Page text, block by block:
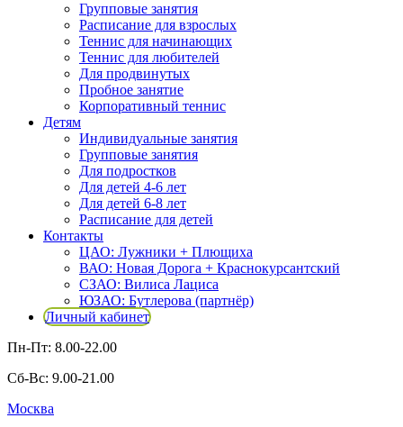
Групповые занятия
Расписание для взрослых
Теннис для начинающих
Теннис для любителей
Для продвинутых
Пробное занятие
Корпоративный теннис
Детям
Индивидуальные занятия
Групповые занятия
Для подростков
Для детей 4-6 лет
Для детей 6-8 лет
Расписание для детей
Контакты
ЦАО: Лужники + Плющиха
ВАО: Новая Дорога + Краснокурсантский
СЗАО: Вилиса Лациса
ЮЗАО: Бутлерова (партнёр)
Личный кабинет
Пн-Пт: 8.00-22.00
Сб-Вс: 9.00-21.00
Москва